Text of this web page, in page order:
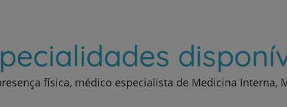
Grandes Áreas da Saúde
Serviços CUF
física, médico especialista de Medicina Interna,